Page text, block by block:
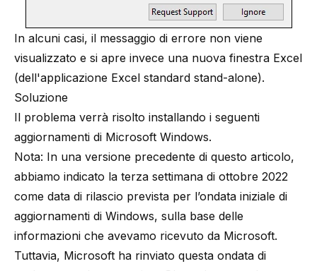
In alcuni casi, il messaggio di errore non viene
visualizzato e si apre invece una nuova finestra Excel
(dell'applicazione Excel standard stand-alone).
Soluzione
Il problema verrà risolto installando i seguenti
aggiornamenti di Microsoft Windows.
Nota: In una versione precedente di questo articolo,
abbiamo indicato la terza settimana di ottobre 2022
come data di rilascio prevista per l’ondata iniziale di
aggiornamenti di Windows, sulla base delle
informazioni che avevamo ricevuto da Microsoft.
Tuttavia, Microsoft ha rinviato questa ondata di